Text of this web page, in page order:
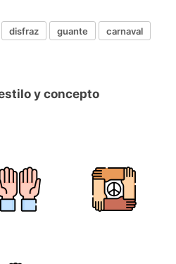
disfraz guante carnaval
y concepto